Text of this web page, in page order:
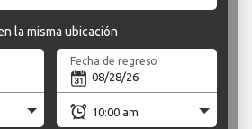
la misma ubicación
Fecha de regreso